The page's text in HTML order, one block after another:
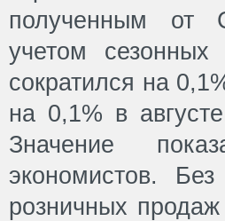
полученным от
учетом
сократился на
на 0,1% в
Значение
экономистов.
розничных